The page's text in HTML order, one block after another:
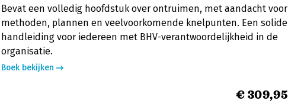
Bevat een volledig hoofdstuk over ontruimen, met aandacht voor
methoden, plannen en veelvoorkomende knelpunten. Een solide
handleiding voor iedereen met BHV-verantwoordelijkheid in de
organisatie.
Boek bekijken
€ 309,95